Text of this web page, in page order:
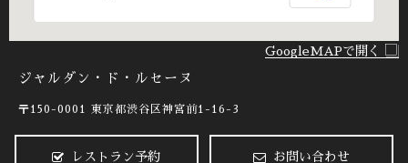
GoogleMAPで開く
ジャルダン・ド・ルセーヌ
〒150-0001 東京都渋谷区神宮前1-16-3
レストラン予約 お問い合わせ